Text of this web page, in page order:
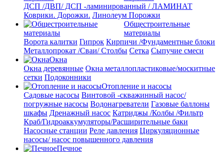
ДСП /ДВП/ ДСП -ламинированный / ЛАМИНАТ
Коврики. Дорожки. Линолеум Порожки
Общестроительные
материалы
Ворота калитки Гипрок Кирпичи /Фундаментные блоки
Металлопрокат /Сваи/ Столбы Сетка Сыпучие смеси
Окна
Окна деревянные Окна металлопластиковые/москитные
сетки Подоконники
Отопление и насосы
Cадовые насосы Винтовой -скважинный насос/
погружные насосы Водонагреватели Газовые баллоны
шкафы Дренажный насос Катриджы /Колбы /Фильтр
Краб/Гидроаккумуляторы/Расширительные баки
Насосные станции Реле давления Циркуляционные
насосы/ насос повышенного давления
Печное